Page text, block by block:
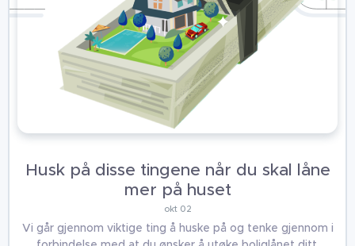
Husk på disse tingene når du skal låne
mer på huset
okt 02
Vi går gjennom viktige ting å huske på og tenke gjennom i